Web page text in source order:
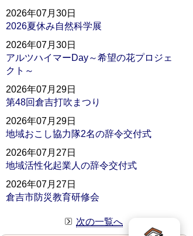
2026年07月30日
2026夏休み自然科学展
2026年07月30日
アルツハイマーDay～希望の花プロジェ
クト～
2026年07月29日
第48回倉吉打吹まつり
2026年07月29日
地域おこし協力隊2名の辞令交付式
2026年07月27日
地域活性化起業人の辞令交付式
2026年07月27日
倉吉市防災教育研修会
次の一覧へ